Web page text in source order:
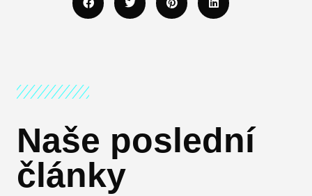
Naše poslední
články